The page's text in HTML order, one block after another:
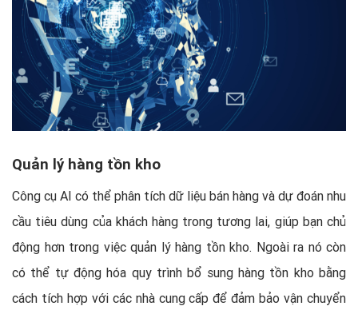
Quản lý hàng tồn kho
Công cụ AI có thể phân tích dữ liệu bán hàng và dự đoán nhu
cầu tiêu dùng của khách hàng trong tương lai, giúp bạn chủ
động hơn trong việc quản lý hàng tồn kho. Ngoài ra nó còn
có thể tự động hóa quy trình bổ sung hàng tồn kho bằng
cách tích hợp với các nhà cung cấp để đảm bảo vận chuyển